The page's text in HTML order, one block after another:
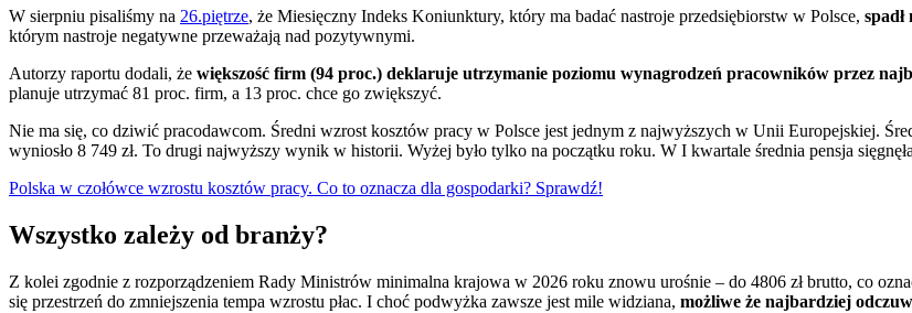
W sierpniu pisaliśmy na 26.piętrze, że Miesięczny Indeks Koniunktury, który ma badać nastroje przedsiębiorstw w Polsce,
którym nastroje negatywne przeważają nad pozytywnymi.
Autorzy raportu dodali, że większość firm (94 proc.) deklaruje utrzymanie poziomu wynagrodzeń pracowników przez
planuje utrzymać 81 proc. firm, a 13 proc. chce go zwiększyć.
Nie ma się, co dziwić pracodawcom. Średni wzrost kosztów pracy w Polsce jest jednym z najwyższych w Unii Europejskiej.
wyniosło 8 749 zł. To drugi najwyższy wynik w historii. Wyżej było tylko na początku roku. W I kwartale średnia pensja
Polska w czołówce wzrostu kosztów pracy. Co to oznacza dla gospodarki? Sprawdź!
Wszystko zależy od branży?
Z kolei zgodnie z rozporządzeniem Rady Ministrów minimalna krajowa w 2026 roku znowu urośnie – do 4806 zł brutto, co
się przestrzeń do zmniejszenia tempa wzrostu płac. I choć podwyżka zawsze jest mile widziana, możliwe że najbardziej